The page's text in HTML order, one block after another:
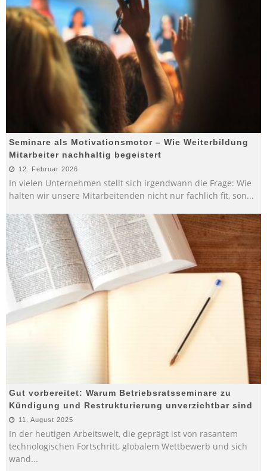
Seminare als Motivationsmotor – Wie Weiterbildung
Mitarbeiter nachhaltig begeistert
12. Februar 2026
In vielen Unternehmen stellt sich irgendwann die Frage: Wie
halten wir unsere Mitarbeitenden nicht nur fachlich fit, son...
Gut vorbereitet: Warum Betriebsratsseminare zu
Kündigung und Restrukturierung unverzichtbar sind
11. August 2025
In der heutigen Arbeitswelt, die geprägt ist von rasantem
technologischen Fortschritt, globalem Wettbewerb und sich
wand...